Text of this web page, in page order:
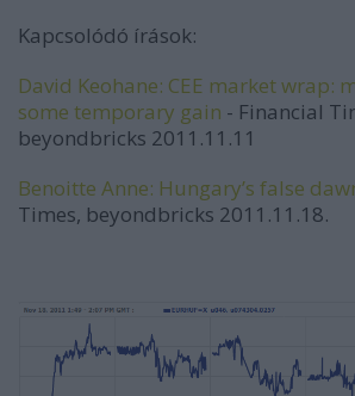
Kapcsolódó írások:
David Keohane: CEE market wrap:
some temporary gain - Financial
beyondbricks 2011.11.11
Benoitte Anne: Hungary’s false
Times, beyondbricks 2011.11.18.